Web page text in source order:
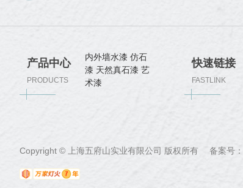
产品中心
PRODUCTS
内外墙水漆 仿石
漆 天然真石漆 艺
术漆
快速链接
FASTLINK
Copyright © 上海五府山实业有限公司 版权所有 备案号：